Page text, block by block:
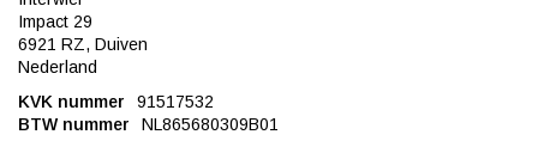
Impact 29
6921 RZ, Duiven
Nederland
KVK nummer
91517532
BTW nummer
NL865680309B01